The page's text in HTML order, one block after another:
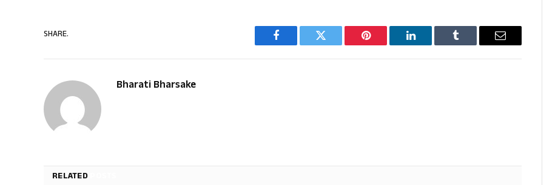
SHARE.
Facebook Twitter Pinterest LinkedIn Tumblr Email
Bharati Bharsake
RELATED